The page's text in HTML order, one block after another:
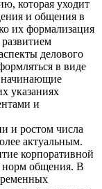
которая уходит
и общения в
их формализация
делового
в виде
начинающие
указаниях
и
и ростом числа
актуальным.
корпоративной
норм общения. В